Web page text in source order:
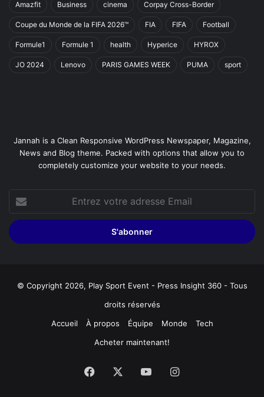
Amazfit Business cinema Corpay Cross-Border
Coupe du Monde de la FIFA 2026™ FIA FIFA Football
Formule1 Formule 1 health Hyperice HYROX
JO 2024 Lenovo PARIS GAMES WEEK PUMA sport
Jannah is a Clean Responsive WordPress Newspaper, Magazine,
News and Blog theme. Packed with options that allow you to
completely customize your website to your needs.
votre
adresse
Email
© Copyright 2026, Play Sport Event - Press Insight 360 - Tous
droits réservés
Accueil
À propos Équipe Monde
Tech
Acheter maintenant!
Facebook YouTubeInstagram